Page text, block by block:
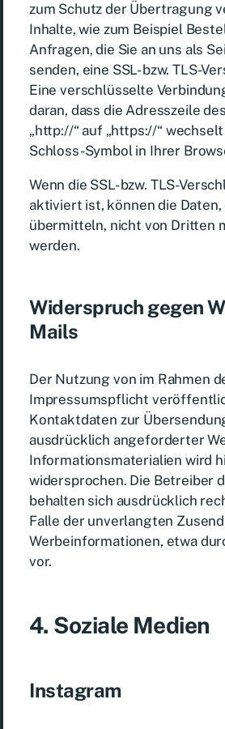
zum Schutz der Übertragung
Inhalte, wie zum Beispiel
Anfragen, die Sie an uns als
senden, eine SSL- bzw. TLS-
Eine verschlüsselte
daran, dass die Adresszeile
„http://“ auf „https://“
Schloss-Symbol in Ihrer
Wenn die SSL- bzw. TLS-
aktiviert ist, können die Daten,
übermitteln, nicht von Dritten
werden.
Widerspruch gegen
Mails
Der Nutzung von im Rahmen
Impressumspflicht
Kontaktdaten zur
ausdrücklich angeforderter
Informationsmaterialien wird
widersprochen. Die Betreiber
behalten sich ausdrücklich
Falle der unverlangten
Werbeinformationen, etwa
vor.
4. Soziale Medien
Instagram